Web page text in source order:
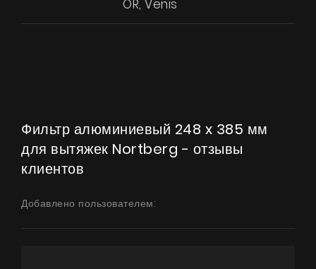
Страница дизайнера
Техническая поддержка
OR, Venis
Фильтр алюминиевый 248 x 385 мм
для вытяжек Nortberg - отзывы
клиентов
Добавлено пользователем: